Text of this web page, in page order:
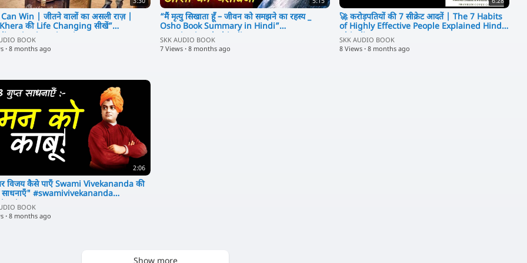
Story in Hindi,
Adventure Story,
War Story,
Royal Family,
Indian Warrior,
Epic War,
Battle Scene,
AI Cinema,
AI Generated Movie,
Photorealistic AI,
Live Action AI,
Cinematic Story,
YouTube AI Movie,
AI Short Film,
Indian Fantasy,
Win | जीतने वालों का असली राज़ |
की Life Changing सीखें”
#inspi
BOOK
· 8 months ago
“मैं मृत्यु सिखाता हूँ – जीवन को समझने का रहस्य _
Osho Book Summary in Hindi”
#motivational #hindimo
SKK AUDIO BOOK
7 Views · 8 months ago
🚀 करोड़पतियों की 7 सीक्रेट आदतें | The 7 Habits
of Highly Effective People Explained Hindi
#hindimot
SKK AUDIO BOOK
8 Views · 8 months ago
2:06
कैसे पाएँ Swami Vivekananda की
साधनाएँ" #swamivivekananda
BOOK
· 8 months ago